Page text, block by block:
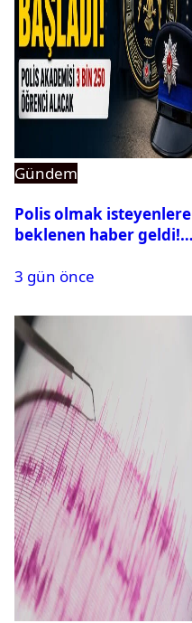
Gündem
Polis olmak isteyenlere
beklenen haber geldi!
3 gün önce